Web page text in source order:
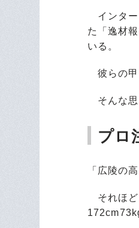
インター
た「逸材
いる。
彼らの甲
そんな思
プロ
「広陵の
それほど